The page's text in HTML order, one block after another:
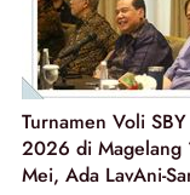
Turnamen Voli
2026 di Magelang
Mei, Ada LavAni-